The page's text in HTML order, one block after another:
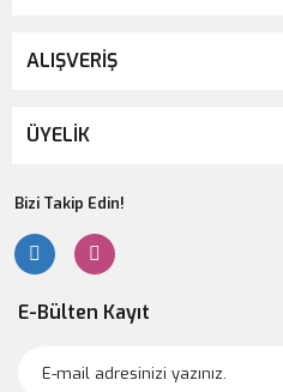
ALIŞVERİŞ
ÜYELİK
Bizi Takip Edin!
E-Bülten Kayıt